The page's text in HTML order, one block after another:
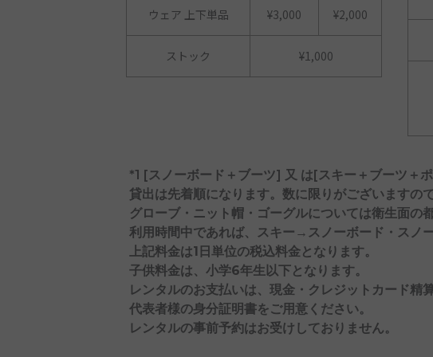
ウェア 上下単品 ¥3,000 ¥2,000
ストック ¥1,000
*1 [スノーボード＋ブーツ] 又 は[スキー＋ブーツ＋
貸出は先着順になります。数に限りがございますの
グローブ・ニット帽・ゴーグルについては衛生面の
利用時間中であれば、
スキー→スノーボード・スノ
上記料金は1日単位の税込料金となります。
子供料金は、 小学6年生以下となります。
レンタルのお支払いは、現金・クレジットカード精
代表者様の身分証明書をご用意ください。
レンタルの事前予約はお受けしておりません。